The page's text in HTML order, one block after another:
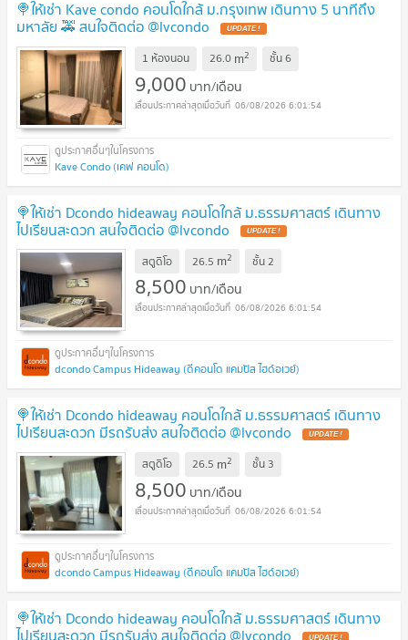
🍭ให้เช่า Kave condo คอนโดใกล้ ม.กรุงเทพ เดินทาง 5 นาทีถึง
มหาลัย 🚕 สนใจติดต่อ @lvcondo
1 ห้องนอน 26.0 m2 ชั้น6
9,000 บาท/เดือน
06/08/2026 6:01:54
Kave Condo (เคฟ คอนโด)
🍭ให้เช่า Dcondo hideaway คอนโดใกล้ ม.ธรรมศาสตร์ เดินทาง
ไปเรียนสะดวก สนใจติดต่อ @lvcondo
สตูดิโอ 26.5 m2 ชั้น2
8,500 บาท/เดือน
06/08/2026 6:01:54
dcondo Campus Hideaway (ดีคอนโด แคมปัส ไฮด์อเวย์)
🍭ให้เช่า Dcondo hideaway คอนโดใกล้ ม.ธรรมศาสตร์ เดินทาง
ไปเรียนสะดวก มีรถรับส่ง สนใจติดต่อ @lvcondo
สตูดิโอ 26.5 m2 ชั้น 3
8,500 บาท/เดือน
06/08/2026 6:01:54
dcondo Campus Hideaway (ดีคอนโด แคมปัส ไฮด์อเวย์)
🍭ให้เช่า Dcondo hideaway คอนโดใกล้ ม.ธรรมศาสตร์ เดินทาง